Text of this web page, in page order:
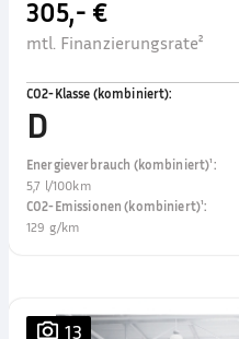
305,- €
mtl. Finanzierungsrate²
CO2-Klasse (kombiniert):
D
Energieverbrauch (kombiniert)¹:
5,7 l/100km
CO2-Emissionen (kombiniert)¹:
129 g/km
13